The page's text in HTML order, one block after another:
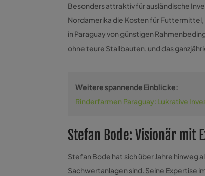
Besonders attraktiv für ausländische
Nordamerika die Kosten für
in Paraguay von günstigen
ohne teure Stallbauten, und das
Weitere spannende Einblicke:
Rinderfarmen Paraguay: Lukrative
Stefan Bode: Visionär mit
Stefan Bode hat sich über Jahre hinweg
Sachwertanlagen sind. Seine Expertise